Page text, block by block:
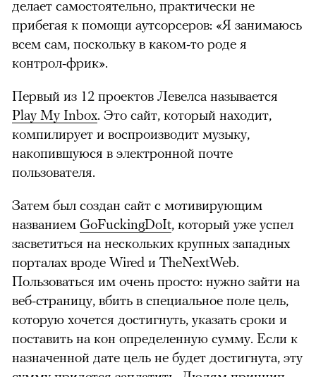
делает самостоятельно, практически не
прибегая к помощи аутсорсеров: «Я занимаюсь
всем сам, поскольку в каком-то роде я
контрол-фрик».
Первый из 12 проектов Левелса называется
Play My Inbox. Это сайт, который находит,
компилирует и воспроизводит музыку,
накопившуюся в электронной почте
пользователя.
Затем был создан сайт с мотивирующим
названием GoFuckingDoIt, который уже успел
засветиться на нескольких крупных западных
порталах вроде Wired и TheNextWeb.
Пользоваться им очень просто: нужно зайти на
веб-страницу, вбить в специальное поле цель,
которую хочется достигнуть, указать сроки и
поставить на кон определенную сумму. Если к
назначенной дате цель не будет достигнута, эту